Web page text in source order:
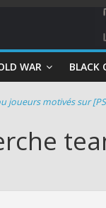
WAR BLACK
joueurs motivés sur